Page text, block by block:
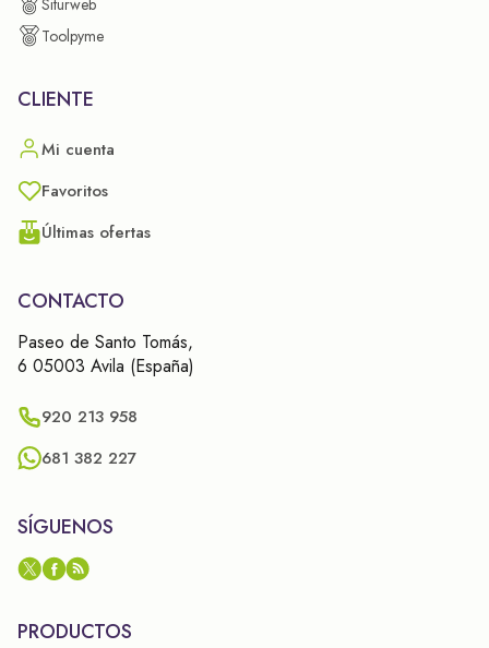
Toolpyme
CLIENTE
Mi cuenta
Favoritos
Últimas ofertas
CONTACTO
Paseo de Santo Tomás,
6 05003 Avila (España)
920 213 958
681 382 227
SÍGUENOS
PRODUCTOS